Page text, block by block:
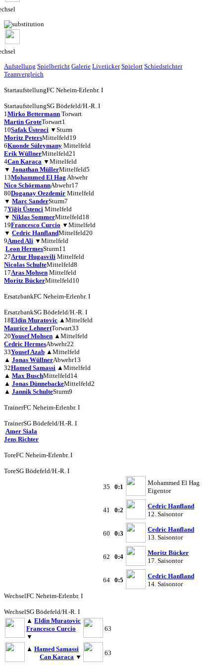
Aufstellung Spielbericht Galerie Liveticker Spielort Schiedsrichter
Teamvergleich
StartaufstellungFC Neheim-Erlenbr. I
StartaufstellungSG Bödefeld/H.-R. I
1Mirko Bettermann Torwart
Martin GroteTorwart1
10Safak Üstenci ▼ Sturm
Moritz PetersMittelfeld19
6Kuonde Süleymany Mittelfeld
Erik WüllnerMittelfeld21
4Can Karaca ▼ Mittelfeld
▼ Jonathan MüllerMittelfeld5
13Mohammed El Hag Abwehr
Nico SchörmannAbwehr17
80Doganay Oezdemir Mittelfeld
▼ Marc SanderSturm7
7Yiğit Üstenci Mittelfeld
▼ Niklas SommerMittelfeld18
19Francesco Curcio ▼ Mittelfeld
▼ Cedric HanflandMittelfeld20
9Amed Ali ▼ Mittelfeld
Leon HermesSturm11
27Artur Hugasvili Mittelfeld
Nicolas SchulteMittelfeld8
17Aras Mohsen Mittelfeld
Moritz BückerMittelfeld10
ErsatzbankFC Neheim-Erlenbr. I
ErsatzbankSG Bödefeld/H.-R. I
18Eldin Muratovic ▲ Mittelfeld
Maurice LehnertTorwart33
20Yousef Mohsen ▲ Mittelfeld
Cedric HermesAbwehr22
33Yousef Azab ▲ Mittelfeld
▲ Jonas WüllnerAbwehr13
32Hamed Samassi ▲ Mittelfeld
▲ Max BuschMittelfeld14
▲ Jonas DünnebackeMittelfeld2
▲ Jannik SchulteSturm9
TrainerFC Neheim-Erlenbr. I
TrainerSG Bödefeld/H.-R. I
Amer Siala
Jens Richter
ToreFC Neheim-Erlenbr. I
ToreSG Bödefeld/H.-R. I
35 0:1
Mohammed El Hag
Eigentor
41 0:2
Cedric Hanfland
12. Saisontor
60 0:3
Cedric Hanfland
13. Saisontor
62 0:4
Moritz Bücker
17. Saisontor
64 0:5
Cedric Hanfland
14. Saisontor
WechselFC Neheim-Erlenbr. I
WechselSG Bödefeld/H.-R. I
▲ Eldin Muratovic
Francesco Curcio
▼
63
▲ Hamed Samassi
Can Karaca ▼
63